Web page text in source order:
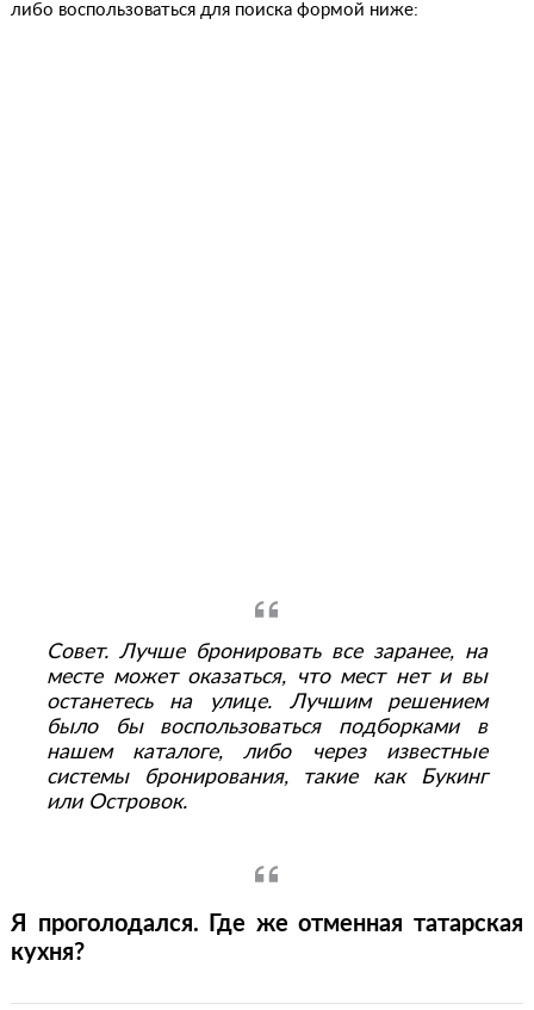
либо воспользоваться для поиска формой ниже:
Совет. Лучше бронировать все заранее, на
месте может оказаться, что мест нет и вы
останетесь на улице. Лучшим решением
было бы воспользоваться подборками в
нашем каталоге, либо через известные
системы бронирования, такие как Букинг
или Островок.
Я проголодался. Где же отменная татарская
кухня?